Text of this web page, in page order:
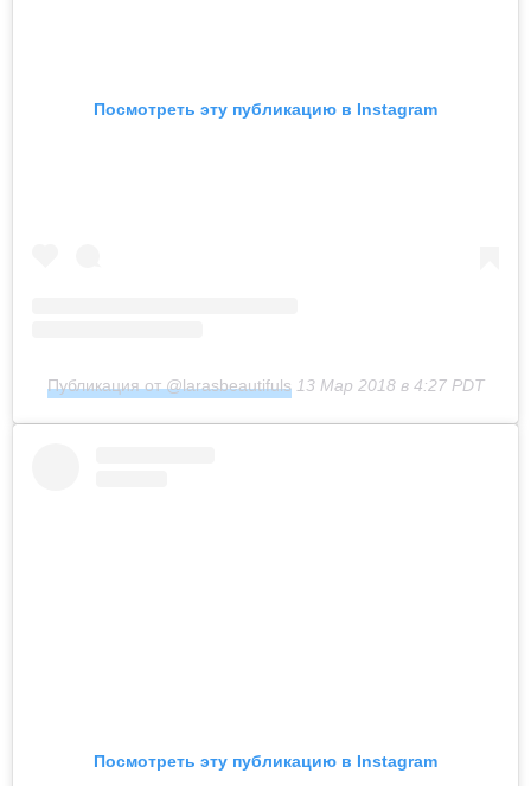
Посмотреть эту публикацию в Instagram
Публикация от @larasbeautifuls 13 Мар 2018 в 4:27 PDT
Посмотреть эту публикацию в Instagram